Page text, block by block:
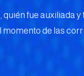
fue auxiliada y
de las